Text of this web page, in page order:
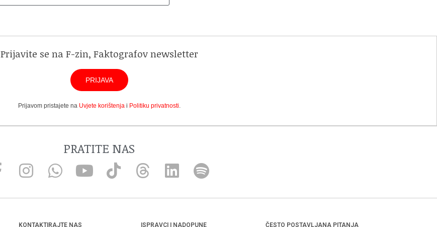
Prijavite se na F-zin, Faktografov newsletter
PRIJAVA
Prijavom pristajete na Uvjete korištenja i Politiku privatnosti
PRATITE NAS
KONTAKTIRAJTE NAS ISPRAVCI I NADOPUNE ČESTO POSTAVLJANA PITANJA